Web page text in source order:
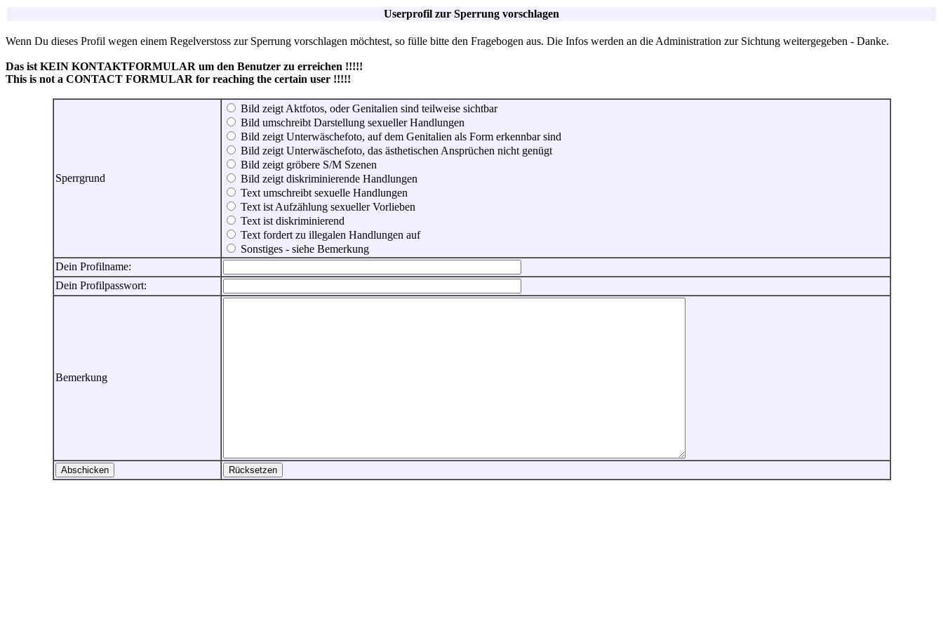
Userprofil zur Sperrung vorschlagen
Wenn Du dieses Profil wegen einem Regelverstoss zur Sperrung vorschlagen möchtest, so fülle bitte den Fragebogen aus. Die Infos werden an die Administration zur Sichtung weitergegeben - Danke.
Das ist KEIN KONTAKTFORMULAR um den Benutzer zu erreichen !!!!!
This is not a CONTACT FORMULAR for reaching the certain user !!!!!
Sperrgrund
Bild zeigt Aktfotos, oder Genitalien sind teilweise sichtbar
Bild umschreibt Darstellung sexueller Handlungen
Bild zeigt Unterwäschefoto, auf dem Genitalien als Form erkennbar sind
Bild zeigt Unterwäschefoto, das ästhetischen Ansprüchen nicht genügt
Bild zeigt gröbere S/M Szenen
Bild zeigt diskriminierende Handlungen
Text umschreibt sexuelle Handlungen
Text ist Aufzählung sexueller Vorlieben
Text ist diskriminierend
Text fordert zu illegalen Handlungen auf
Sonstiges - siehe Bemerkung
Dein Profilname:
Dein Profilpasswort:
Bemerkung